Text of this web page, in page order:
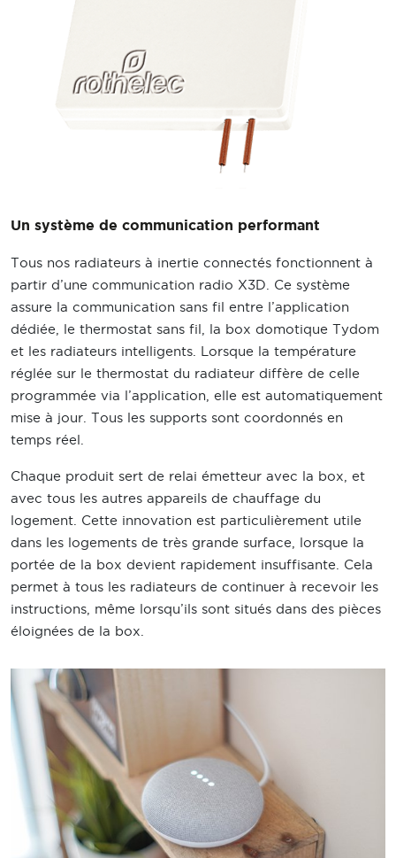
Un système de communication performant
Tous nos radiateurs à inertie connectés fonctionnent à
partir d’une communication radio X3D. Ce système
assure la communication sans fil entre l’application
dédiée, le thermostat sans fil, la box domotique Tydom
et les radiateurs intelligents. Lorsque la température
réglée sur le thermostat du radiateur diffère de celle
programmée via l’application, elle est automatiquement
mise à jour. Tous les supports sont coordonnés en
temps réel.
Chaque produit sert de relai émetteur avec la box, et
avec tous les autres appareils de chauffage du
logement. Cette innovation est particulièrement utile
dans les logements de très grande surface, lorsque la
portée de la box devient rapidement insuffisante. Cela
permet à tous les radiateurs de continuer à recevoir les
instructions, même lorsqu’ils sont situés dans des pièces
éloignées de la box.